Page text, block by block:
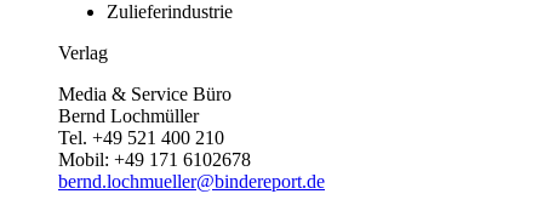
Zulieferindustrie
Verlag
Media & Service Büro
Bernd Lochmüller
Tel. +49 521 400 210
Mobil: +49 171 6102678
bernd.lochmueller@bindereport.de